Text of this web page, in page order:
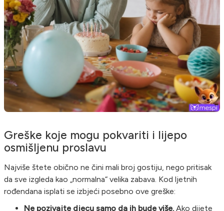
Greške koje mogu pokvariti i lijepo
osmišljenu proslavu
Najviše štete obično ne čini mali broj gostiju, nego pritisak
da sve izgleda kao „normalna“ velika zabava. Kod ljetnih
rođendana isplati se izbjeći posebno ove greške:
Ne pozivajte djecu samo da ih bude više. Ako dijete